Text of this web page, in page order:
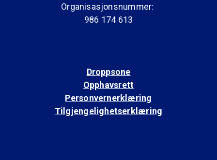
Organisasjonsnummer:
986 174 613
Droppsone
Opphavsrett
Personvernerklæring
Tilgjengelighetserklæring